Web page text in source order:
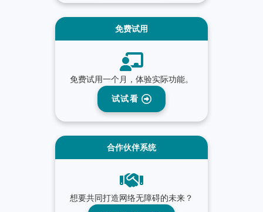
免费试用
免费试用一个月，体验实际功能。
试试看
合作伙伴系统
想要共同打造网络无障碍的未来？